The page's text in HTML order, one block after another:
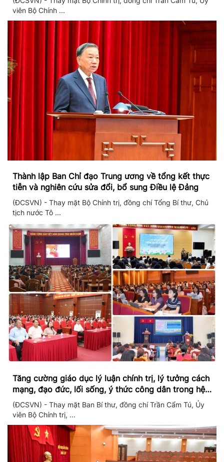
viên Bộ Chính ...
Thành lập Ban Chỉ đạo Trung ương về tổng kết thực
tiễn và nghiên cứu sửa đổi, bổ sung Điều lệ Đảng
(ĐCSVN) - Thay mặt Bộ Chính trị, đồng chí Tổng Bí thư, Chủ
tịch nước Tô ...
Tăng cường giáo dục lý luận chính trị, lý tưởng cách
mạng, đạo đức, lối sống, ý thức công dân trong hệ
thống giáo dục quốc dân
(ĐCSVN) - Thay mặt Ban Bí thư, đồng chí Trần Cẩm Tú, Ủy
viên Bộ Chính trị, ...